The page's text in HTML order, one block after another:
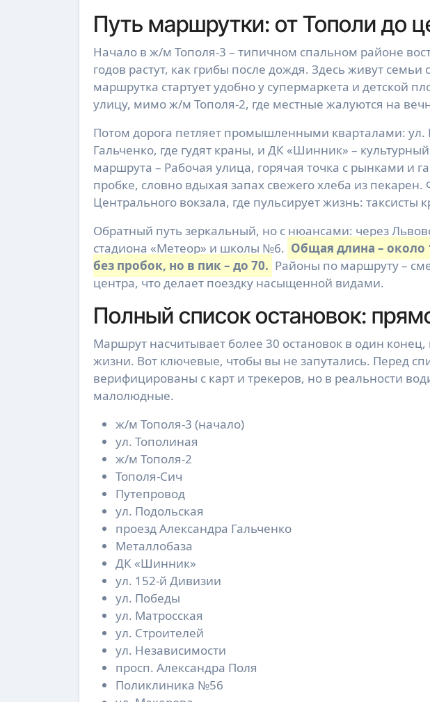
Путь маршрутки: от Тополи до
Начало в ж/м Тополя-3 – типичном спальном районе
годов растут, как грибы после дождя. Здесь живут
маршрутка стартует удобно у супермаркета и детской
улицу, мимо ж/м Тополя-2, где местные жалуются на
Потом дорога петляет промышленными кварталами: ул.
Гальченко, где гудят краны, и ДК «Шинник» –
маршрута – Рабочая улица, горячая точка с рынками и
пробке, словно вдыхая запах свежего хлеба из
Центрального вокзала, где пульсирует жизнь: таксисты
Обратный путь зеркальный, но с нюансами: через
стадиона «Метеор» и школы №6. Общая длина – около
без пробок, но в пик – до 70. Районы по маршруту –
центра, что делает поездку насыщенной видами.
Полный список остановок:
Маршрут насчитывает более 30 остановок в один
жизни. Вот ключевые, чтобы вы не запутались. Перед
верифицированы с карт и трекеров, но в реальности
малолюдные.
ж/м Тополя-3 (начало)
ул. Тополиная
ж/м Тополя-2
Тополя-Сич
Путепровод
ул. Подольская
проезд Александра Гальченко
Металлобаза
ДК «Шинник»
ул. 152-й Дивизии
ул. Победы
ул. Матросская
ул. Строителей
ул. Независимости
просп. Александра Поля
Поликлиника №56